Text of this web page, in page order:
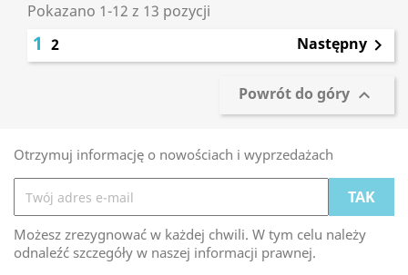
Pokazano 1-12 z 13 pozycji
1 2 Następny 
Powrót do góry 
Otrzymuj informację o nowościach i wyprzedażach
Możesz zrezygnować w każdej chwili. W tym celu należy
odnaleźć szczegóły w naszej informacji prawnej.